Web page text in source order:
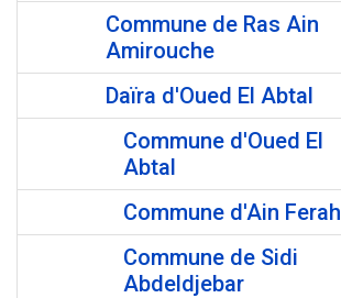
Commune de Ras Ain
Amirouche
Daïra d'Oued El Abtal
Commune d'Oued El
Abtal
Commune d'Ain Ferah
Commune de Sidi
Abdeldjebar